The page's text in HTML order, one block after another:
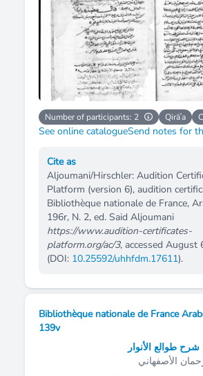
Number of participants: 2 Qirāʿa
See online catalogueSend notes for
Cite as
Aljoumani/Hirschler: Audition
Platform (version 6), audition
Bibliothèque nationale de France,
196r, N. 2, ed. Said Aljoumani
https://www.audition-certificates-
platform.org/ac/3, accessed August
(DOI: 10.25592/uhhfdm.17611).
Bibliothèque nationale de France
139v
طوالع الأنوار
الأصفهاني